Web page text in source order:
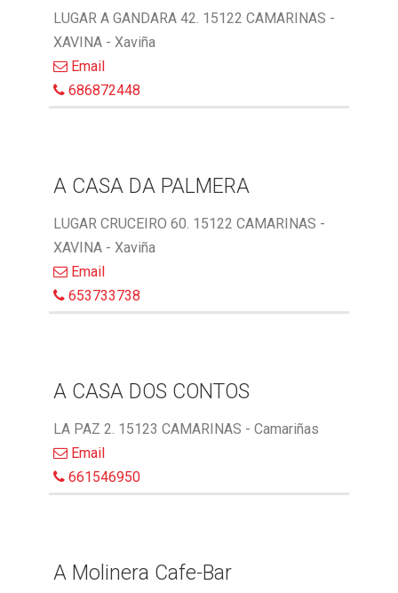
LUGAR A GANDARA 42. 15122 CAMARINAS -
XAVINA - Xaviña
Email
686872448
A CASA DA PALMERA
LUGAR CRUCEIRO 60. 15122 CAMARINAS -
XAVINA - Xaviña
Email
653733738
A CASA DOS CONTOS
LA PAZ 2. 15123 CAMARINAS - Camariñas
Email
661546950
A Molinera Cafe-Bar